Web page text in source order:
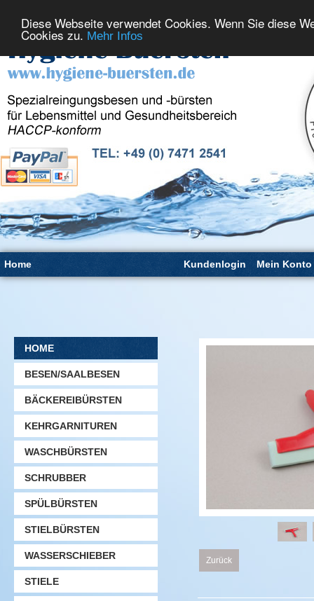
Diese Webseite verwendet Cookies. Wenn Sie diese
Cookies zu. Mehr Infos
Home Kundenlogin Mein Konto
HOME
BESEN/SAALBESEN
BÄCKEREIBÜRSTEN
KEHRGARNITUREN
WASCHBÜRSTEN
SCHRUBBER
SPÜLBÜRSTEN
STIELBÜRSTEN
WASSERSCHIEBER
STIELE
Zurück